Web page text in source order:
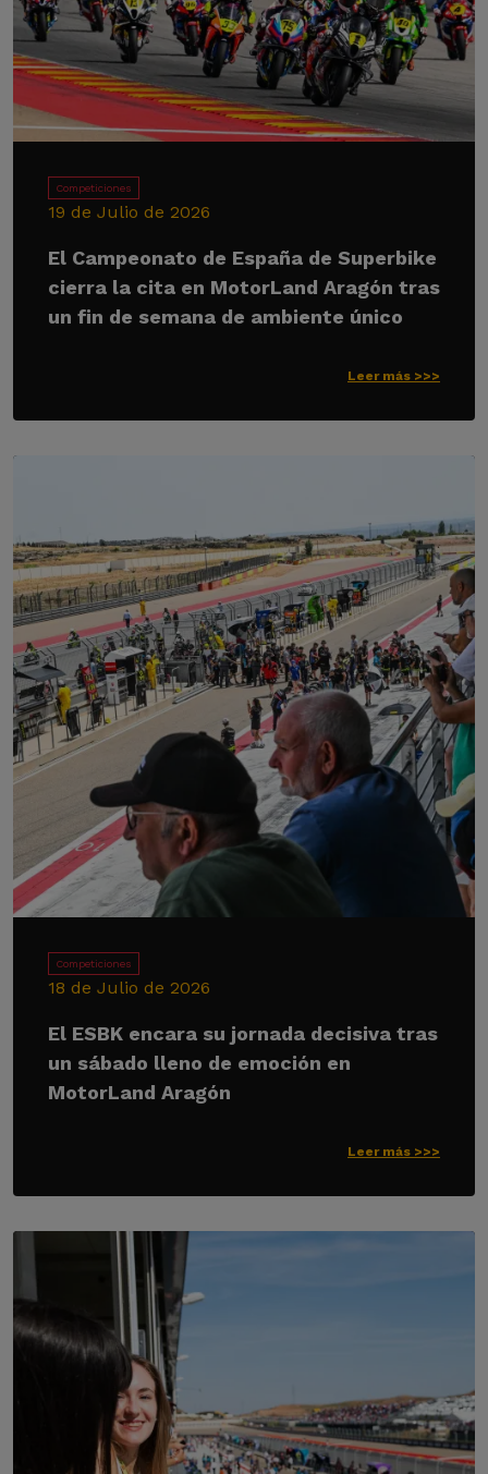
Competiciones
19 de Julio de 2026
El Campeonato de España de Superbike
cierra la cita en MotorLand Aragón tras
un fin de semana de ambiente único
Leer más >>>
Competiciones
18 de Julio de 2026
El ESBK encara su jornada decisiva tras
un sábado lleno de emoción en
MotorLand Aragón
Leer más >>>